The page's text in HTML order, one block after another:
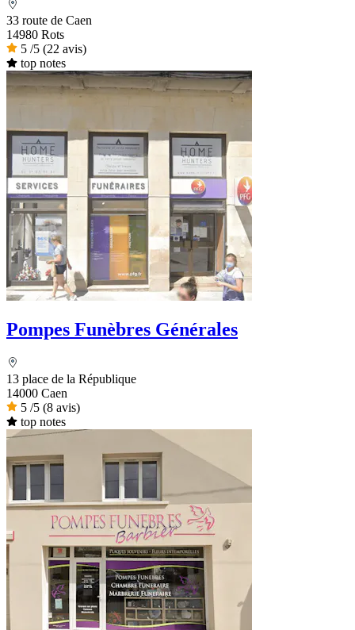
33 route de Caen
14980 Rots
5 /5 (22 avis)
top notes
Pompes Funèbres Générales
13 place de la République
14000 Caen
5 /5 (8 avis)
top notes